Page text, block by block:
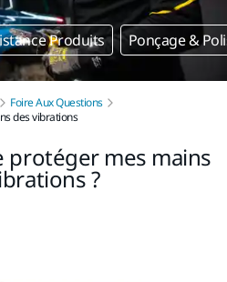
Produits Ponçage &
Foire Aux Questions
des vibrations
protéger mes mains
?